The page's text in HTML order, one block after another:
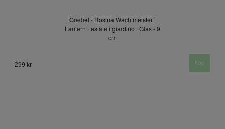
Goebel - Rosina Wachtmeister |
Lantern Lestate i giardino | Glas - 9
cm
299 kr